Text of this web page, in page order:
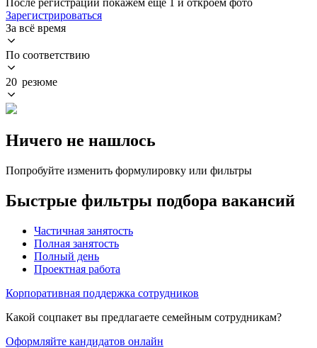
Зарегистрироваться
За всё время
По соответствию
20 резюме
Ничего не нашлось
Попробуйте изменить формулировку или фильтры
Быстрые фильтры подбора вакансий
Частичная занятость
Полная занятость
Полный день
Проектная работа
Корпоративная поддержка сотрудников
Какой соцпакет вы предлагаете семейным сотрудникам?
Оформляйте кандидатов онлайн